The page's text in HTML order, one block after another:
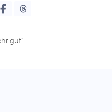
gut“